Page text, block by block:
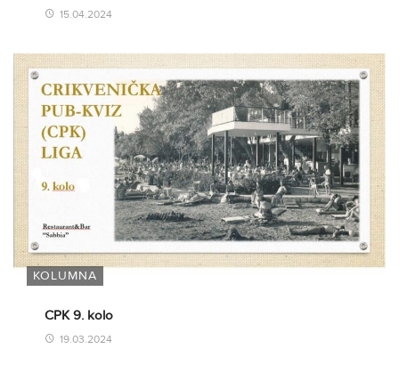
15.04.2024
KOLUMNA
CPK 9. kolo
19.03.2024